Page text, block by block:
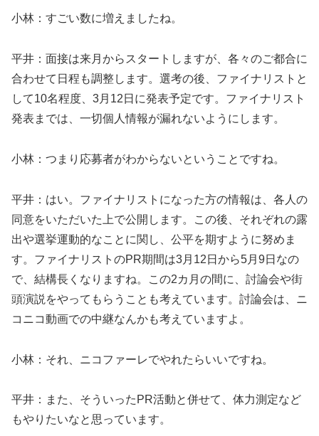
小林：すごい数に増えましたね。
平井：面接は来月からスタートしますが、各々のご都合に
合わせて日程も調整します。選考の後、ファイナリストと
して10名程度、3月12日に発表予定です。ファイナリスト
発表までは、一切個人情報が漏れないようにします。
小林：つまり応募者がわからないということですね。
平井：はい。ファイナリストになった方の情報は、各人の
同意をいただいた上で公開します。この後、それぞれの露
出や選挙運動的なことに関し、公平を期すように努めま
す。ファイナリストのPR期間は3月12日から5月9日なの
で、結構長くなりますね。この2カ月の間に、討論会や街
頭演説をやってもらうことも考えています。討論会は、ニ
コニコ動画での中継なんかも考えていますよ。
小林：それ、ニコファーレでやれたらいいですね。
平井：また、そういったPR活動と併せて、体力測定など
もやりたいなと思っています。